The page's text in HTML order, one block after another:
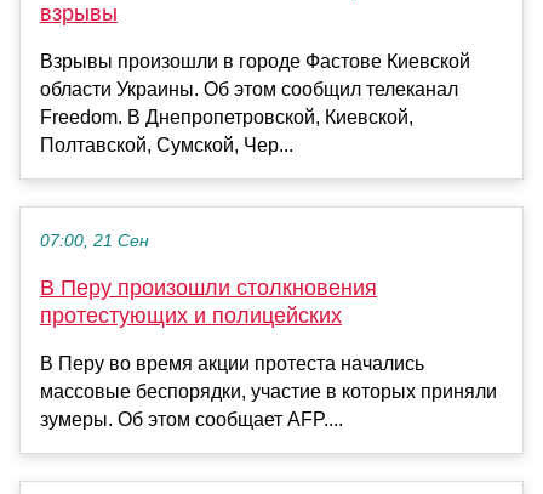
взрывы
Взрывы произошли в городе Фастове Киевской
области Украины. Об этом сообщил телеканал
Freedom. В Днепропетровской, Киевской,
Полтавской, Сумской, Чер...
07:00, 21 Сен
В Перу произошли столкновения
протестующих и полицейских
В Перу во время акции протеста начались
массовые беспорядки, участие в которых приняли
зумеры. Об этом сообщает AFP....